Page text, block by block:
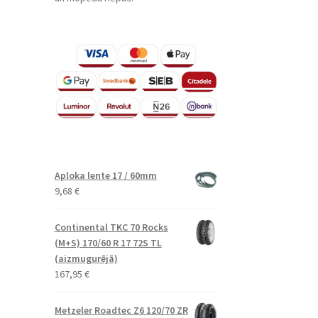
Aploka lente 17 / 60mm
9,68 €
Continental TKC 70 Rocks
(M+S) 170/60 R 17 72S TL
(aizmugurējā)
167,95 €
Metzeler Roadtec Z6 120/70 ZR